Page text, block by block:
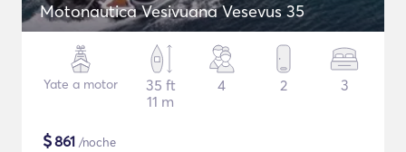
Motonautica Vesivuana Vesevus 35
Yate a motor
35 ft
11 m
4 2 3
$861 /noche